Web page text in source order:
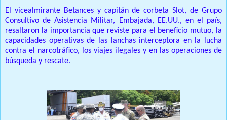
El vicealmirante Betances y capitán de corbeta Slot, de Grupo
Consultivo de Asistencia Militar, Embajada, EE.UU., en el país,
resaltaron la importancia que reviste para el beneficio mutuo, la
capacidades operativas de las lanchas interceptora en la lucha
contra el narcotráfico, los viajes ilegales y en las operaciones de
búsqueda y rescate.